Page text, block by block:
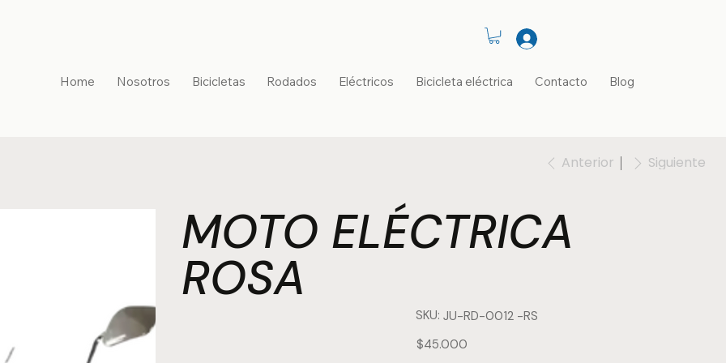
Home Nosotros Bicicletas Rodados Eléctricos Bicicleta eléctrica Contacto Blog
Anterior Siguiente
MOTO ELÉCTRICA
ROSA
SKU:
SKU
JU-
0012
-
JU-RD-0012 -RS
Precio
$45.000